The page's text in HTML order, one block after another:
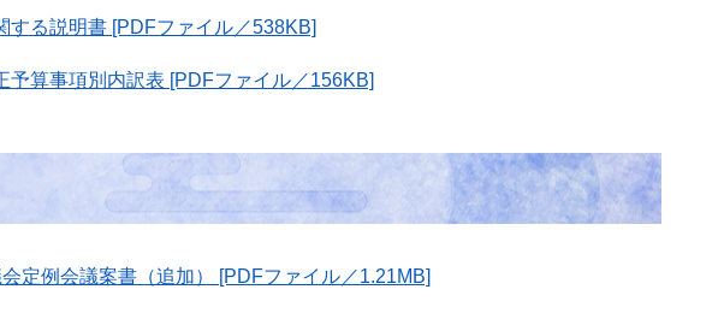
する説明書 [PDFファイル／538KB]
予算事項別内訳表 [PDFファイル／156KB]
定例会議案書（追加） [PDFファイル／1.21MB]